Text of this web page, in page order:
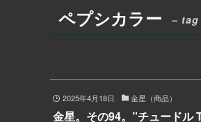
ペプシカラー – tag
2025年4月18日 金星（商品）
金星。その94。”チュードル